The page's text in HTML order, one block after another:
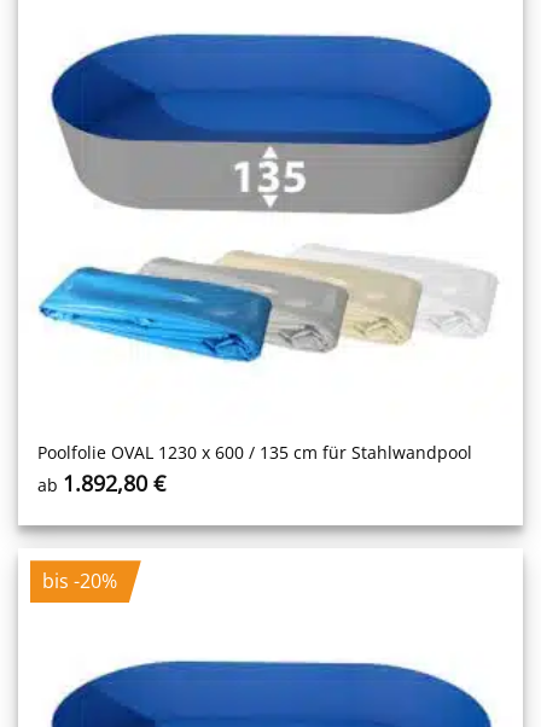
Poolfolie OVAL 1230 x 600 / 135 cm für Stahlwandpool
ab 1.892,80€
bis -20%